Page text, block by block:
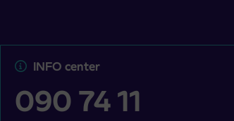
INFO center
090 74 11